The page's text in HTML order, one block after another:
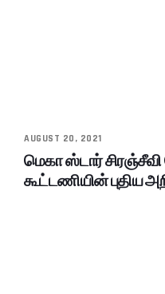
AUGUST 20, 2021
மெகா ஸ்டார்
கூட்டணியின் புதிய